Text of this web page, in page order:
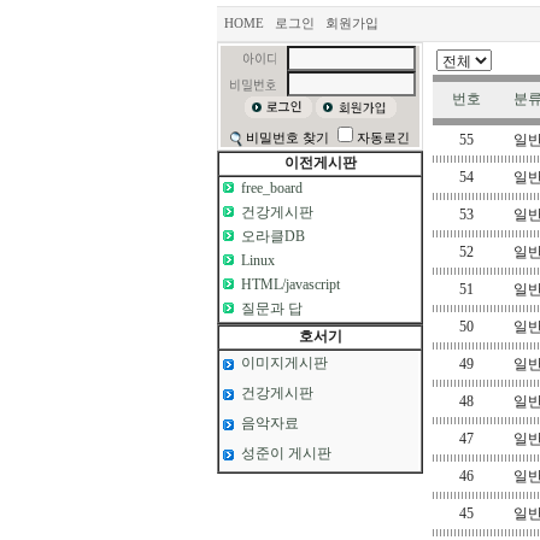
HOME 로그인 회원가입
비밀번호 찾기 자동로긴
이전게시판
free_board
건강게시판
오라클DB
Linux
HTML/javascript
질문과 답
호서기
이미지게시판
건강게시판
음악자료
성준이 게시판
번호 분류
55 일
54 일
53 일
52 일
51 일
50 일
49 일
48 일
47 일
46 일
45 일